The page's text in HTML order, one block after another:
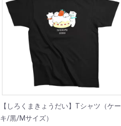
【しろくまきょうだい】Tシャツ（ケー
キ/黒/Mサイズ）